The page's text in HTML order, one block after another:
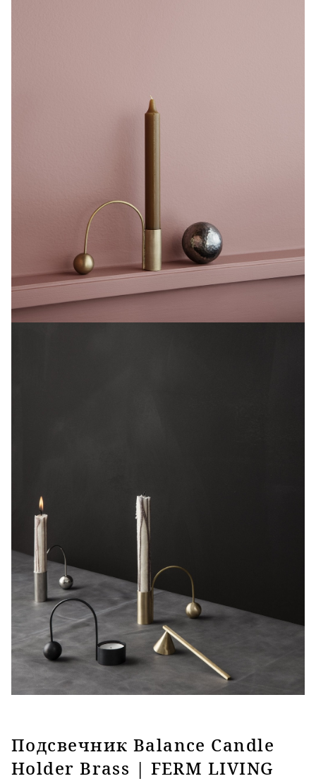
Подсвечник Balance Candle
Holder Brass | FERM LIVING